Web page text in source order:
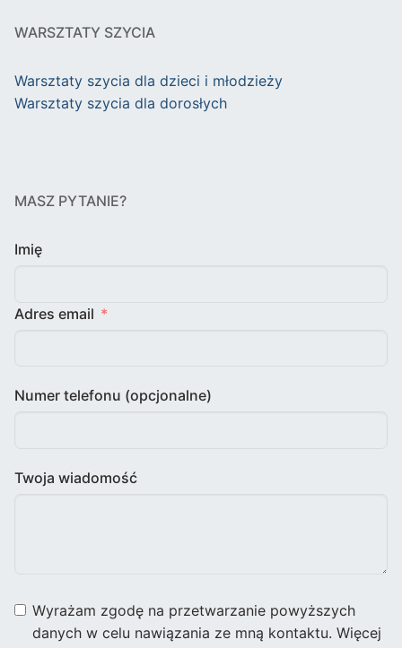
WARSZTATY SZYCIA
Warsztaty szycia dla dzieci i młodzieży
Warsztaty szycia dla dorosłych
MASZ PYTANIE?
Imię
Adres email
Numer telefonu (opcjonalne)
Twoja wiadomość
Wyrażam zgodę na przetwarzanie powyższych
danych w celu nawiązania ze mną kontaktu. Więcej